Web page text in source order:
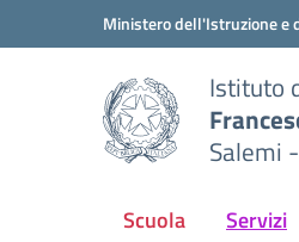
Vai ai contenuti
Vai al menu di navigazione
Ministero dell'Istruzione e
Istituto
Salemi
Scuola Servizi